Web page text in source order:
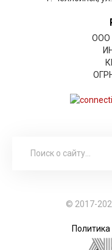
ООО
© 2017-